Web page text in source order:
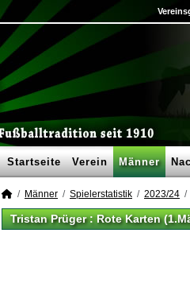
Startseite Verein Männer
Männer Spielerstatistik 2023/24
Tristan Prüger : Rote Karten